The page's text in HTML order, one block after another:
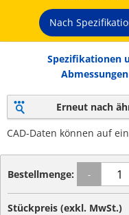
Nach
Spezifikationen
Abmessungen
Erneut nach
CAD-Daten können auf
Bestellmenge: -
Stückpreis (exkl. MwSt.)